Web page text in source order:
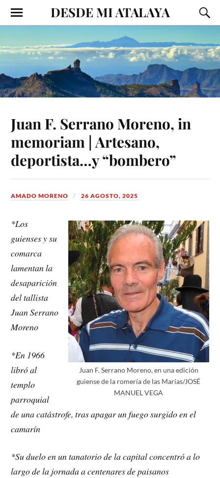
DESDE MI ATALAYA
Juan F. Serrano Moreno, in
memoriam | Artesano,
deportista…y “bombero”
AMADO MORENO 26 AGOSTO, 2025
Juan F. Serrano Moreno, en una edición
guiense de la romería de las Marías/JOSÉ
MANUEL VEGA
*Los
guienses y su
comarca
lamentan la
desaparición
del tallista
Juan Serrano
Moreno
*En 1966
libró al
templo
parroquial
de una catástrofe, tras apagar un fuego surgido en el
camarín
*Su duelo en un tanatorio de la capital concentró a lo
largo de la jornada a centenares de paisanos